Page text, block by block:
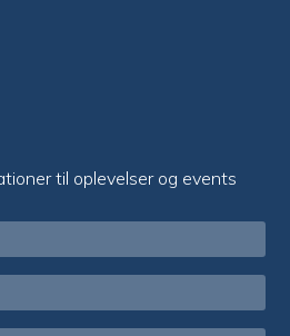
til oplevelser og events